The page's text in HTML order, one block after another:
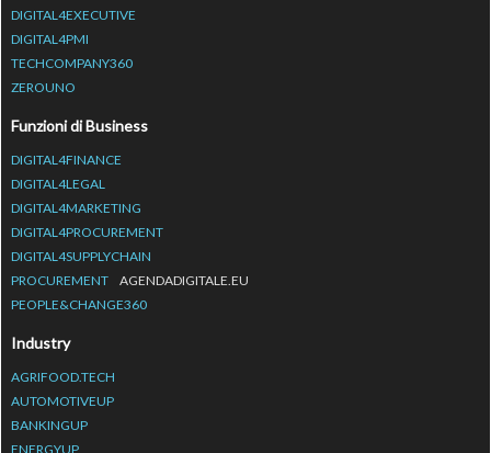
DIGITAL4EXECUTIVE
DIGITAL4PMI
TECHCOMPANY360
ZEROUNO
Funzioni di Business
DIGITAL4FINANCE
DIGITAL4LEGAL
DIGITAL4MARKETING
DIGITAL4PROCUREMENT
DIGITAL4SUPPLYCHAIN
PROCUREMENT
AGENDADIGITALE.EU
PEOPLE&CHANGE360
Industry
AGRIFOOD.TECH
AUTOMOTIVEUP
BANKINGUP
ENERGYUP